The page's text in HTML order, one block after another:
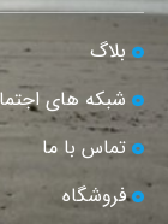
بلاگ
شبکه های
تماس با ما
فروشگاه